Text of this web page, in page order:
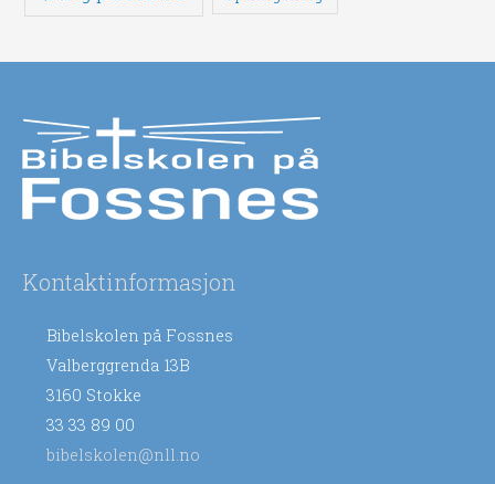
Kontaktinformasjon
Bibelskolen på Fossnes
Valberggrenda 13B
3160 Stokke
33 33 89 00
bibelskolen@nll.no